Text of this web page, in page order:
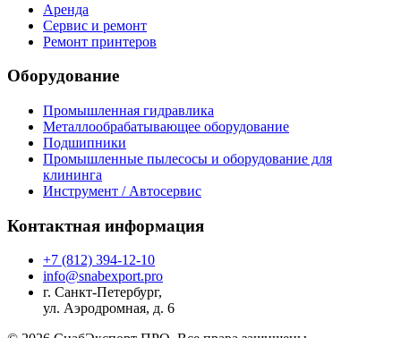
Аренда
Сервис и ремонт
Ремонт принтеров
Оборудование
Промышленная гидравлика
Металлообрабатывающее оборудование
Подшипники
Промышленные пылесосы и оборудование для
клининга
Инструмент / Автосервис
Контактная информация
+7 (812) 394-12-10
info@snabexport.pro
г. Санкт-Петербург,
ул. Аэродромная, д. 6